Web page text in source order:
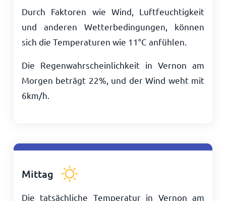
Durch Faktoren wie Wind, Luftfeuchtigkeit
und anderen Wetterbedingungen, können
sich die Temperaturen wie 11°C anfühlen.
Die Regenwahrscheinlichkeit in Vernon am
Morgen beträgt 22%, und der Wind weht mit
6km/h
Mittag
Die tatsächliche Temperatur in Vernon am